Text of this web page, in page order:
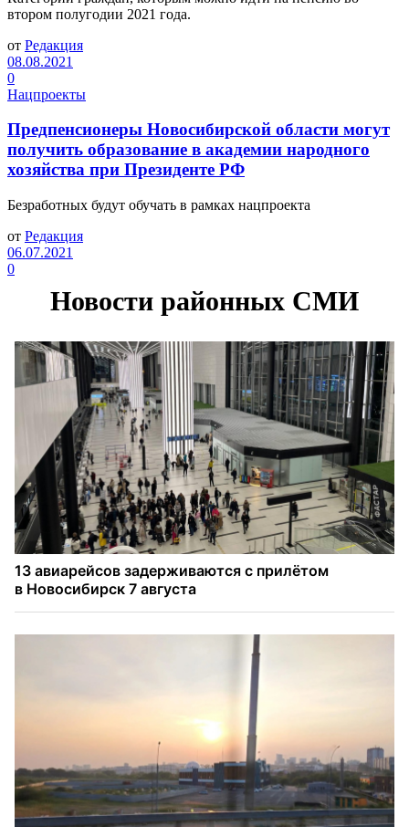
втором полугодии 2021 года.
от Редакция
08.08.2021
0
Нацпроекты
Предпенсионеры Новосибирской области могут
получить образование в академии народного
хозяйства при Президенте РФ
Безработных будут обучать в рамках нацпроекта
от Редакция
06.07.2021
0